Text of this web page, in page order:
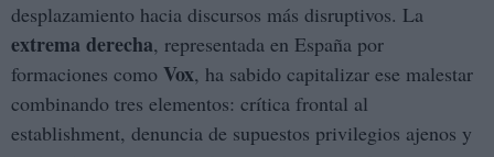
desplazamiento hacia discursos más disruptivos. La
extrema derecha, representada en España por
formaciones como Vox, ha sabido capitalizar ese malestar
combinando tres elementos: crítica frontal al
establishment, denuncia de supuestos privilegios ajenos y